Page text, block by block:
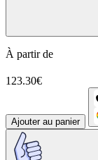
À partir de
123.30€
Ajouter au panier